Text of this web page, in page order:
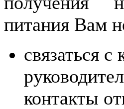
питания Вам
связаться
контакты